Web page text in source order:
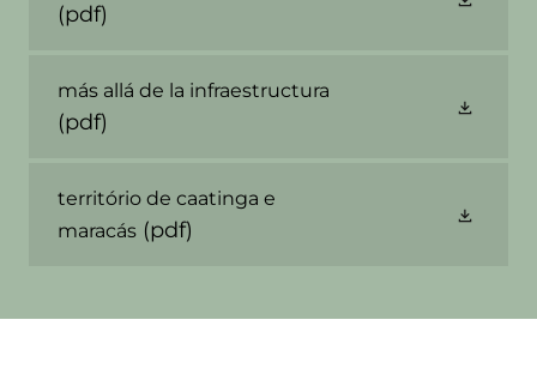
(pdf)
más allá de la infraestructura
(pdf)
território de caatinga e
maracás (pdf)